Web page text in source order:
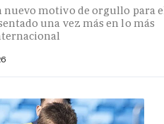
nuevo motivo de orgullo para
una vez más en lo más